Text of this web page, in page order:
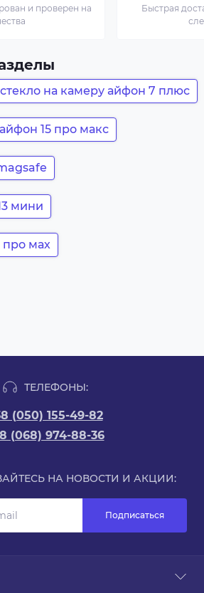
и проверен на
Быстрая
стекло на камеру айфон 7 плюс
15 про макс
мини
про мах
ТЕЛЕФОНЫ:
(050) 155-49-82
(068) 974-88-36
НА НОВОСТИ И АКЦИИ:
Подписаться